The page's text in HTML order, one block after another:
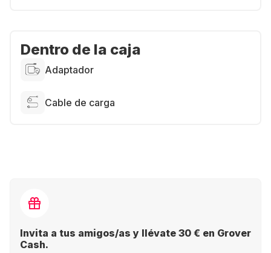
Dentro de la caja
Adaptador
Cable de carga
Invita a tus amigos/as y llévate 30 € en Grover
Cash.